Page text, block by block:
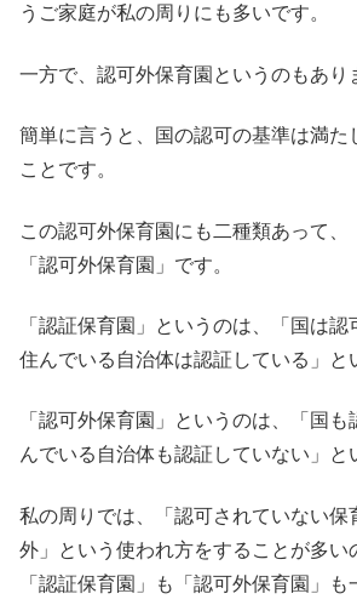
うご家庭が私の周りにも多いです。
一方で、認可外保育園というのもあり
簡単に言うと、国の認可の基準は満た
ことです。
この認可外保育園にも二種類あって、
「認可外保育園」です。
「認証保育園」というのは、「国は認
住んでいる自治体は認証している」と
「認可外保育園」というのは、「国
んでいる自治体も認証していない」と
私の周りでは、「認可されていない保
外」という使われ方をすることが多い
「認証保育園」も「認可外保育園」